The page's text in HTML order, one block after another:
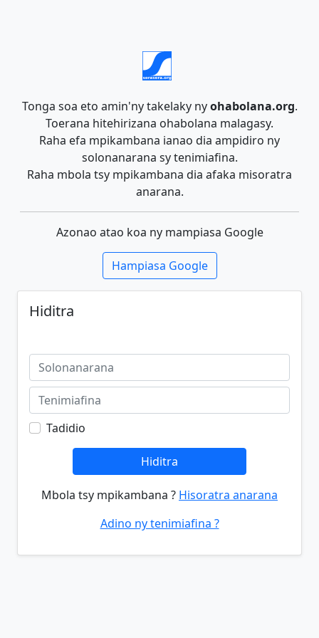
Tonga soa eto amin'ny takelaky nyohabolana.org.
Toerana hitehirizana ohabolana malagasy.
Raha efa mpikambana ianao dia ampidiro ny
solonanarana sy tenimiafina.
Raha mbola tsy mpikambana dia afaka misoratra
anarana.
Azonao atao koa ny mampiasa Google
Hampiasa Google
Hiditra
Tadidio
Hiditra
Mbola tsy mpikambana ? Hisoratra anarana
Adino ny tenimiafina ?